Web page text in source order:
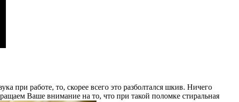
при работе, то, скорее всего это разболтался шкив. Ничего
Ваше внимание на то, что при такой поломке стиральная